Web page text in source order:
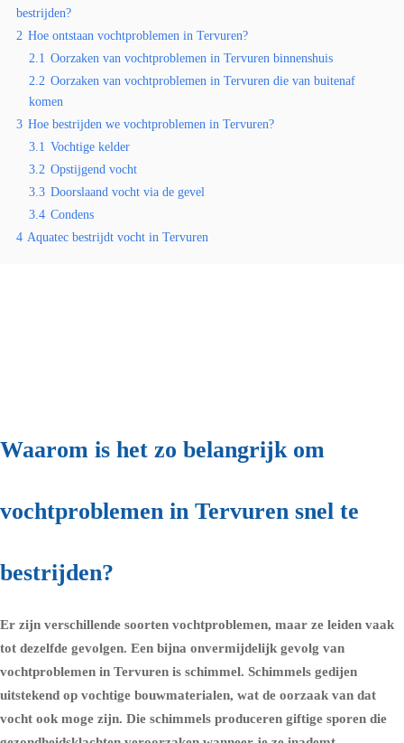
bestrijden?
2 Hoe ontstaan vochtproblemen in Tervuren?
2.1 Oorzaken van vochtproblemen in Tervuren binnenshuis
2.2 Oorzaken van vochtproblemen in Tervuren die van buitenaf
komen
3 Hoe bestrijden we vochtproblemen in Tervuren?
3.1 Vochtige kelder
3.2 Opstijgend vocht
3.3 Doorslaand vocht via de gevel
3.4 Condens
4 Aquatec bestrijdt vocht in Tervuren
Waarom is het zo belangrijk om
vochtproblemen in Tervuren snel te
bestrijden?
Er zijn verschillende soorten vochtproblemen, maar ze leiden vaak
tot dezelfde gevolgen. Een bijna onvermijdelijk gevolg van
vochtproblemen in Tervuren is schimmel. Schimmels gedijen
uitstekend op vochtige bouwmaterialen, wat de oorzaak van dat
vocht ook moge zijn. Die schimmels produceren giftige sporen die